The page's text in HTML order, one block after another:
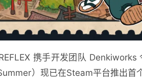
携手开发团队 Denkiworks
）现已在Steam平台推出